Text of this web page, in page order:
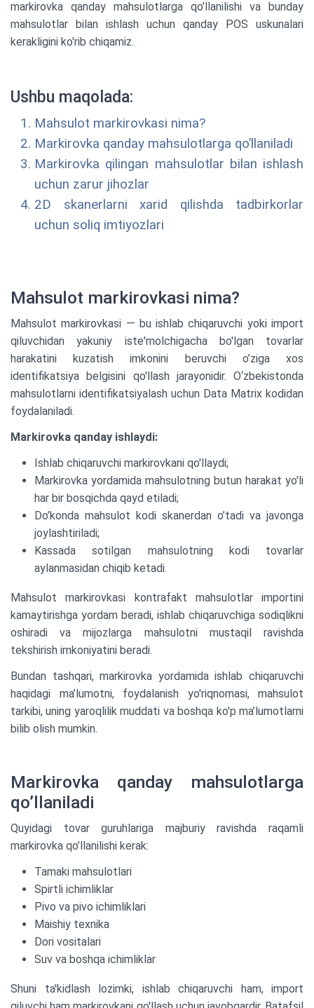
markirovka qanday mahsulotlarga qo’llanilishi va bunday
mahsulotlar bilan ishlash uchun qanday POS uskunalari
kerakligini ko'rib chiqamiz.
Ushbu maqolada:
Mahsulot markirovkasi nima?
Markirovka qanday mahsulotlarga qo’llaniladi
Markirovka qilingan mahsulotlar bilan ishlash
uchun zarur jihozlar
2D skanerlarni xarid qilishda tadbirkorlar
uchun soliq imtiyozlari
Mahsulot markirovkasi nima?
Mahsulot markirovkasi — bu ishlab chiqaruvchi yoki import
qiluvchidan yakuniy iste'molchigacha bo'lgan tovarlar
harakatini kuzatish imkonini beruvchi o’ziga xos
identifikatsiya belgisini qo'llash jarayonidir. O‘zbekistonda
mahsulotlarni identifikatsiyalash uchun Data Matrix kodidan
foydalaniladi.
Markirovka qanday ishlaydi:
Ishlab chiqaruvchi markirovkani qo'llaydi;
Markirovka yordamida mahsulotning butun harakat yo'li
har bir bosqichda qayd etiladi;
Do’konda mahsulot kodi skanerdan o’tadi va javonga
joylashtiriladi;
Kassada sotilgan mahsulotning kodi tovarlar
aylanmasidan chiqib ketadi.
Mahsulot markirovkasi kontrafakt mahsulotlar importini
kamaytirishga yordam beradi, ishlab chiqaruvchiga sodiqlikni
oshiradi va mijozlarga mahsulotni mustaqil ravishda
tekshirish imkoniyatini beradi.
Bundan tashqari, markirovka yordamida ishlab chiqaruvchi
haqidagi ma’lumotni, foydalanish yo'riqnomasi, mahsulot
tarkibi, uning yaroqlilik muddati va boshqa ko'p ma’lumotlarni
bilib olish mumkin.
Markirovka qanday mahsulotlarga
qo’llaniladi
Quyidagi tovar guruhlariga majburiy ravishda raqamli
markirovka qo’llanilishi kerak:
Tamaki mahsulotlari
Spirtli ichimliklar
Pivo va pivo ichimliklari
Maishiy texnika
Dori vositalari
Suv va boshqa ichimliklar
Shuni ta'kidlash lozimki, ishlab chiqaruvchi ham, import